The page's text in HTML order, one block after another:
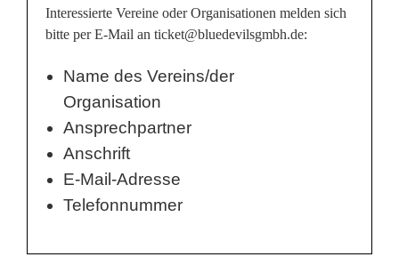
Interessierte Vereine oder Organisationen melden sich
bitte per E-Mail an ticket@bluedevilsgmbh.de:
Name des Vereins/der
Organisation
Ansprechpartner
Anschrift
E-Mail-Adresse
Telefonnummer